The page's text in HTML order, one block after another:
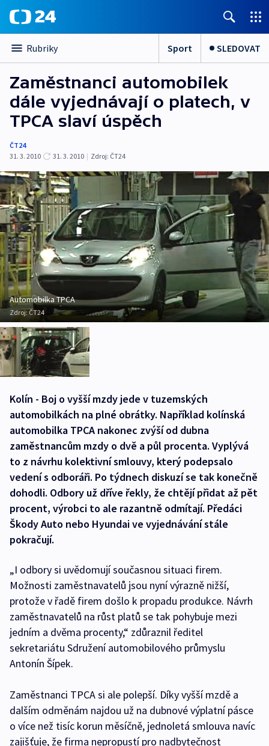
Rubriky Sport SLEDOVAT
Zaměstnanci automobilek
dále vyjednávají o platech, v
TPCA slaví úspěch
ČT24
31. 3. 2010
31. 3. 2010 | Zdroj: ČT24
Automobilka TPCA
Zdroj:ČT24
Kolín - Boj o vyšší mzdy jede v tuzemských
automobilkách na plné obrátky. Například kolínská
automobilka TPCA nakonec zvýší od dubna
zaměstnancům mzdy o dvě a půl procenta. Vyplývá
to z návrhu kolektivní smlouvy, který podepsalo
vedení s odboráři. Po týdnech diskuzí se tak konečně
dohodli. Odbory už dříve řekly, že chtějí přidat až pět
procent, výrobci to ale razantně odmítají. Předáci
Škody Auto nebo Hyundai ve vyjednávání stále
pokračují.
„I odbory si uvědomují současnou situaci firem.
Možnosti zaměstnavatelů jsou nyní výrazně nižší,
protože v řadě firem došlo k propadu produkce. Návrh
zaměstnavatelů na růst platů se tak pohybuje mezi
jedním a dvěma procenty,“ zdůraznil ředitel
sekretariátu Sdružení automobilového průmyslu
Antonín Šípek.
Zaměstnanci TPCA si ale polepší. Díky vyšší mzdě a
dalším odměnám najdou už na dubnové výplatní pásce
o více než tisíc korun měsíčně, jednoletá smlouva navíc
zajišťuje, že firma nepropustí pro nadbytečnost